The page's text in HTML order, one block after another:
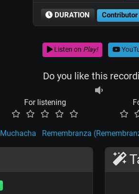
DURATION
Listen on Play!
Do you like this
For listening
Muchacha Remembranza